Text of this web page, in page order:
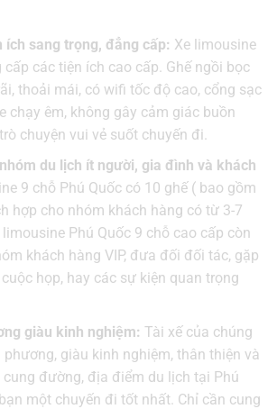
ích sang trọng, đẳng cấp: Xe limousine
cấp các tiện ích cao cấp. Ghế ngồi bọc
thoải mái, có wifi tốc độ cao, cổng sạc
chạy êm, không gây cảm giác buồn
chuyện vui vẻ suốt chuyến đi.
du lịch ít người, gia đình và khách
9 chỗ Phú Quốc có 10 ghế ( bao gồm
hợp cho nhóm khách hàng có từ 3-7
Phú Quốc 9 chỗ cao cấp còn
khách hàng VIP, đưa đối đối tác, gặp
họp, hay các sự kiện quan trọng
giàu kinh nghiệm: Tài xế của chúng
giàu kinh nghiệm, thân thiện và
cung đường, địa điểm du lịch tại Phú
một chuyến đi tốt nhất. Chỉ cần cung